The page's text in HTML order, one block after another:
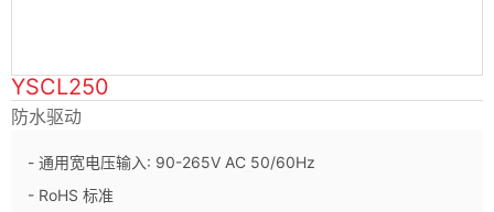
YSCL250
防水驱动
- 通用宽电压输入: 90-265V AC 50/60Hz
- RoHS 标准